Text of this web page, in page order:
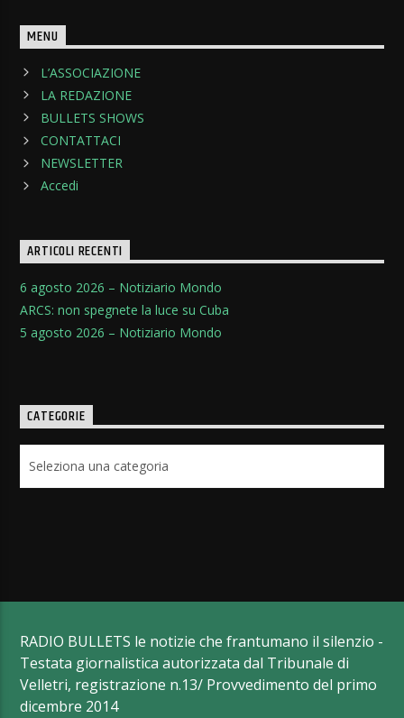
MENU
L’ASSOCIAZIONE
LA REDAZIONE
BULLETS SHOWS
CONTATTACI
NEWSLETTER
Accedi
ARTICOLI RECENTI
6 agosto 2026 – Notiziario Mondo
ARCS: non spegnete la luce su Cuba
5 agosto 2026 – Notiziario Mondo
CATEGORIE
RADIO BULLETS le notizie che frantumano il silenzio -
Testata giornalistica autorizzata dal Tribunale di
Velletri, registrazione n.13/ Provvedimento del primo
dicembre 2014